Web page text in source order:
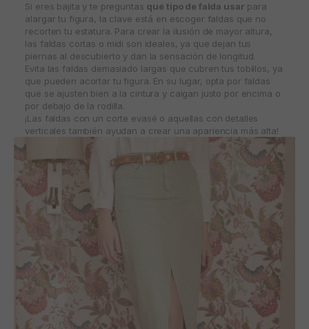
Si eres bajita y te preguntas qué tipo de falda usar para
alargar tu figura, la clave está en escoger faldas que no
recorten tu estatura. Para crear la ilusión de mayor altura,
las faldas cortas o midi son ideales, ya que dejan tus
piernas al descubierto y dan la sensación de longitud.
Evita las faldas demasiado largas que cubren tus tobillos, ya
que pueden acortar tu figura. En su lugar, opta por faldas
que se ajusten bien a la cintura y caigan justo por encima o
por debajo de la rodilla.
¡Las faldas con un corte evasé o aquellas con detalles
verticales también ayudan a crear una apariencia más alta!